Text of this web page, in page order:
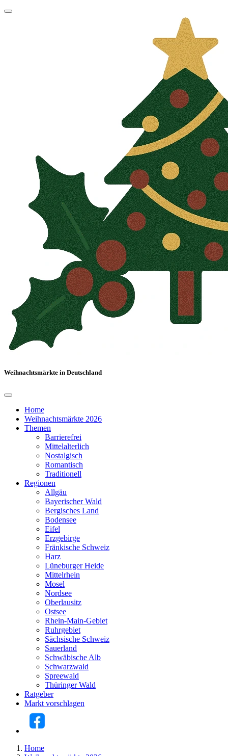
Weihnachtsmärkte in Deutschland
Home
Weihnachtsmärkte 2026
Themen
Barrierefrei
Mittelalterlich
Nostalgisch
Romantisch
Traditionell
Regionen
Allgäu
Bayerischer Wald
Bergisches Land
Bodensee
Eifel
Erzgebirge
Fränkische Schweiz
Harz
Lüneburger Heide
Mittelrhein
Mosel
Nordsee
Oberlausitz
Ostsee
Rhein-Main-Gebiet
Ruhrgebiet
Sächsische Schweiz
Sauerland
Schwäbische Alb
Schwarzwald
Spreewald
Thüringer Wald
Ratgeber
Markt vorschlagen
Home